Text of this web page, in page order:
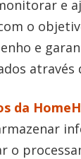
e
o
e
através
da
o